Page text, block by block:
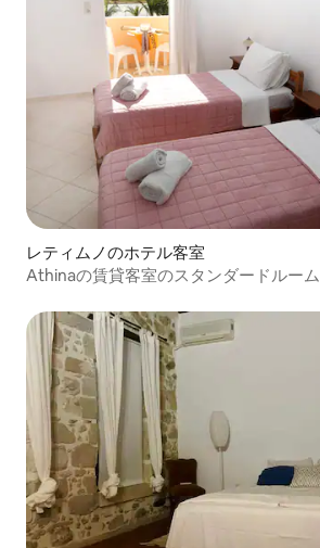
レティムノのホテル客室
Athinaの賃貸客室のスタンダードルーム